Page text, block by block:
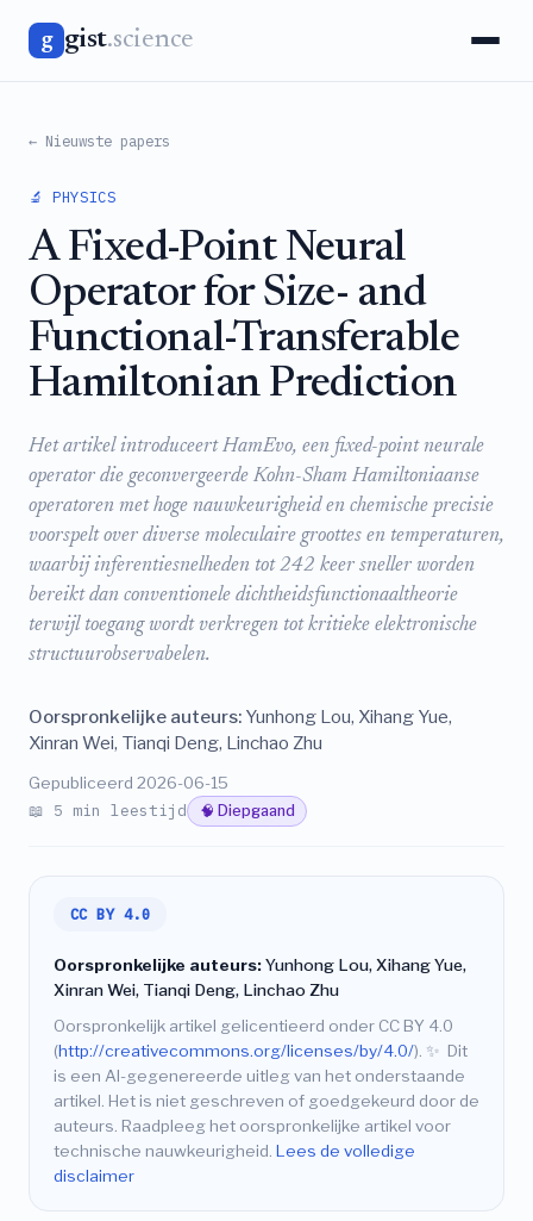
g gist.science
← Nieuwste papers
🔬 PHYSICS
A Fixed-Point Neural
Operator for Size- and
Functional-Transferable
Hamiltonian Prediction
Het artikel introduceert HamEvo, een fixed-point neurale
operator die geconvergeerde Kohn-Sham Hamiltoniaanse
operatoren met hoge nauwkeurigheid en chemische precisie
voorspelt over diverse moleculaire groottes en temperaturen,
waarbij inferentiesnelheden tot 242 keer sneller worden
bereikt dan conventionele dichtheidsfunctionaaltheorie
terwijl toegang wordt verkregen tot kritieke elektronische
structuurobservabelen.
Oorspronkelijke auteurs: Yunhong Lou, Xihang Yue,
Xinran Wei, Tianqi Deng, Linchao Zhu
Gepubliceerd 2026-06-15
📖 5 min leestijd 🧠 Diepgaand
CC BY 4.0
Oorspronkelijke auteurs:Yunhong Lou, Xihang Yue,
Xinran Wei, Tianqi Deng, Linchao Zhu
Oorspronkelijk artikel gelicentieerd onder CC BY 4.0
(http://creativecommons.org/licenses/by/4.0/). ✨ Dit
is een AI-gegenereerde uitleg van het onderstaande
artikel. Het is niet geschreven of goedgekeurd door de
auteurs. Raadpleeg het oorspronkelijke artikel voor
technische nauwkeurigheid. Lees de volledige
disclaimer